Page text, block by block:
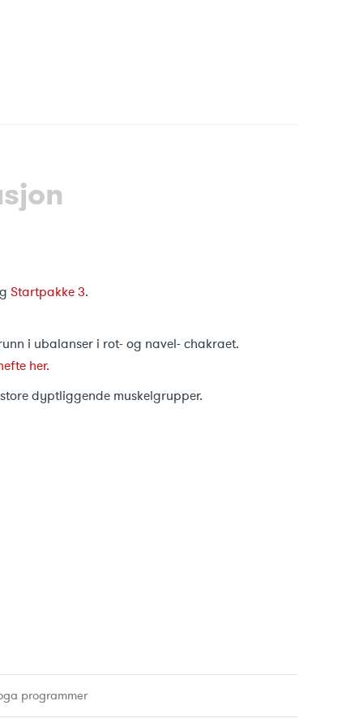
Startpakke 3.
i ubalanser i rot- og navel- chakraet.
her.
dyptliggende muskelgrupper.
programmer